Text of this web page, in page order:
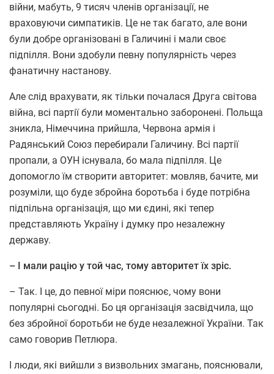
війни, мабуть, 9 тисяч членів організації, не
враховуючи симпатиків. Це не так багато, але вони
були добре організовані в Галичині і мали своє
підпілля. Вони здобули певну популярність через
фанатичну настанову.
Але слід врахувати, як тільки почалася Друга світова
війна, всі партії були моментально заборонені. Польща
зникла, Німеччина прийшла, Червона армія і
Радянський Союз перебирали Галичину. Всі партії
пропали, а ОУН існувала, бо мала підпілля. Це
допомогло їм створити авторитет: мовляв, бачите, ми
розуміли, що буде збройна боротьба і буде потрібна
підпільна організація, що ми єдині, які тепер
представляють Україну і думку про незалежну
державу.
– І мали рацію у той час, тому авторитет їх зріс.
– Так. І це, до певної міри пояснює, чому вони
популярні сьогодні. Бо ця організація засвідчила, що
без збройної боротьби не буде незалежної України. Так
само говорив Петлюра.
І люди, які вийшли з визвольних змагань, пояснювали,